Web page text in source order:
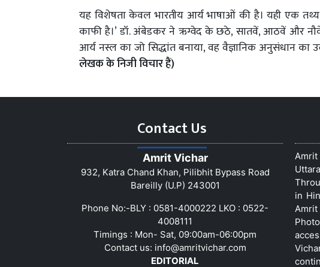
यह विशेषता केवल भारतीय आर्य भाषाओं की है। यही एक
काफी है।’ डॉ. अंबेडकर ने ऋग्वेद के छठे, सातवें, आठवें और
आर्य नस्ल का जो सिद्धांत बनाया, वह वैज्ञानिक अनुसंधान का
लेखक के निजी विचार हैं)
Contact Us
Amrit Vichar
932, Katra Chand Khan, Pilibhit Bypass Road
Bareilly (U.P) 243001
Phone No:-BLY : 0581-4000222 LKO : 0522-
4008111
Timings : Mon- Sat, 09:00am-06:00pm
Contact us: info@amritvichar.com
EDITORIAL
in